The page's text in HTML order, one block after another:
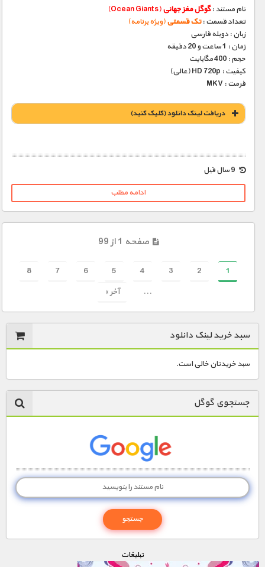
نام مستند :گوگل مغز جهانی(Ocean Giants)
تعداد قسمت :تک قسمتی(ویژه برنامه)
زبان : دوبله فارسی
زمان : 1 ساعت و 20 دقیقه
حجم : 400 مگابایت
کیفیت : HD 720p (عالی)
فرمت : MKV
دریافت لينک دانلود (کليک کنيد)
1900 تومان – خريد لينک دانلود (افزودن به سبد خريد)
ادامه مطلب
صفحه 1 از 99
1
2
3
4
5
6
7
8
...
آخر »
سبد خرید لینک دانلود
سبد خریدتان خالی است.
جستجوی گوگل
تبليغات